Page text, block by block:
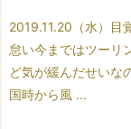
2019.11.20（水） 目
怠い今まではツーリ
ど気が緩んだせいな
国時から風 ...